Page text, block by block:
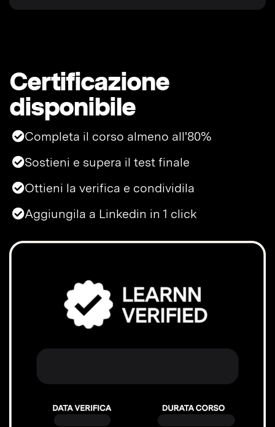
Certificazione
disponibile
Completa il corso almeno all'80%
Sostieni e supera il test finale
Ottieni la verifica e condividila
Aggiungila a Linkedin in 1 click